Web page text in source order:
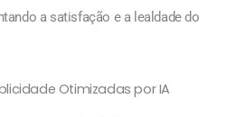
a satisfação e a lealdade do
Otimizadas por IA